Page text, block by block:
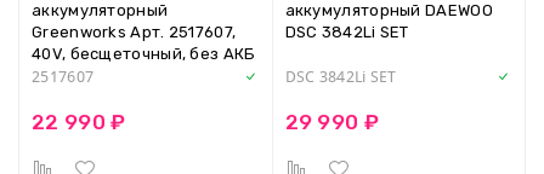
аккумуляторный
Greenworks Арт. 2517607,
40V, бесщеточный, без АКБ
и ЗУ
2517607
22 990 ₽
аккумуляторный DAEWOO
DSC 3842Li SET
DSC 3842Li SET
29 990 ₽